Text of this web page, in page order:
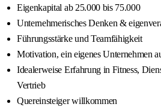
Eigenkapital ab 25.000 bis 75.000
Unternehmerisches Denken &
Führungsstärke und Teamfähigkeit
Motivation, ein eigenes Unternehmen
Idealerweise Erfahrung in Fitness,
Vertrieb
Quereinsteiger willkommen